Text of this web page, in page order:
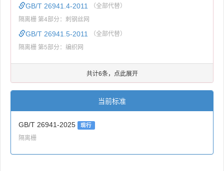
GB/T 26941.4-2011 （全部代替）
隔离栅 第4部分：刺钢丝网
GB/T 26941.5-2011 （全部代替）
隔离栅 第5部分：编织网
共计6条，点此展开
当前标准
GB/T 26941-2025 现行
隔离栅